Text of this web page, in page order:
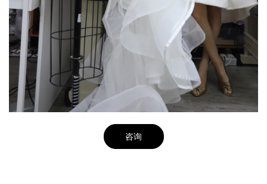
咨询